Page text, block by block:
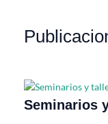
Seminarios